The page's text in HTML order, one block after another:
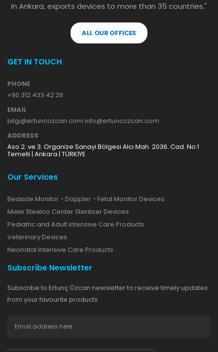
in Ankara, exports devices to more than 35 countries."
ALL OUR OFFICES
GET IN TOUCH
PHONE
+90 312 433 42 26
EMAIL
bilgi@ertuncozcan.com info@ertuncozcan.com
ADDRESS
Aso 2. ve 3. Organize Sanayi Bölgesi Alcı Mah. 2036. Cad. No:1
Temelli | Ankara | TÜRKİYE
Our Services
Bedside Monitor - Doppler - Fetal Monitor Devices
Miele Steelco Center Sterilizer Devices
Pediatric and Adult intensive Care Products
Veterinary Devices
Neonatal Intensive Care Products
Subscribe Newsletter
Subscribe to Ertunç Özcan newsletter to receive timely updates
from your favourite products.